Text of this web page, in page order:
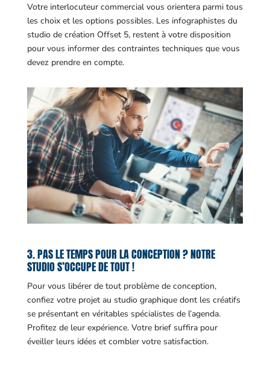
Votre interlocuteur commercial vous orientera parmi tous
les choix et les options possibles. Les infographistes du
studio de création Offset 5, restent à votre disposition
pour vous informer des contraintes techniques que vous
devez prendre en compte.
3. PAS LE TEMPS POUR LA CONCEPTION ? NOTRE
STUDIO S’OCCUPE DE TOUT !
Pour vous libérer de tout problème de conception,
confiez votre projet au studio graphique dont les créatifs
se présentant en véritables spécialistes de l’agenda.
Profitez de leur expérience. Votre brief suffira pour
éveiller leurs idées et combler votre satisfaction.